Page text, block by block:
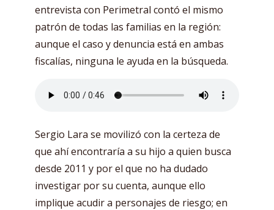
entrevista con Perimetral contó el mismo
patrón de todas las familias en la región:
aunque el caso y denuncia está en ambas
fiscalías, ninguna le ayuda en la búsqueda.
Sergio Lara se movilizó con la certeza de
que ahí encontraría a su hijo a quien busca
desde 2011 y por el que no ha dudado
investigar por su cuenta, aunque ello
implique acudir a personajes de riesgo; en